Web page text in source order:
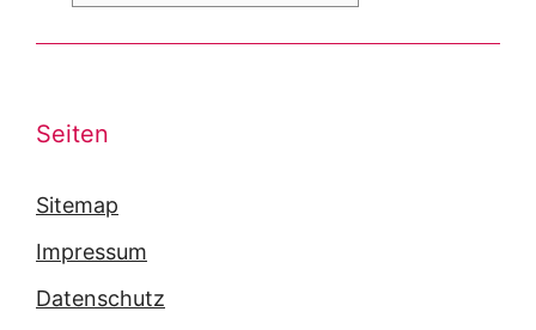
Seiten
Sitemap
Impressum
Datenschutz